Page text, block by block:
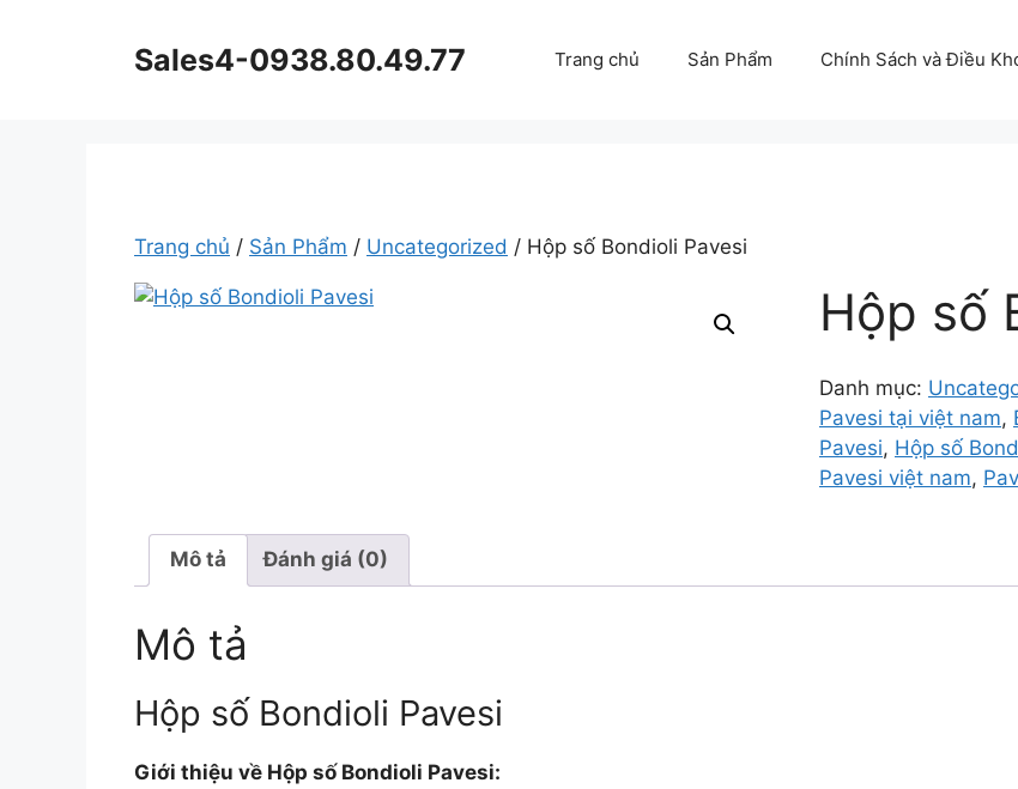
Sales4-0938.80.49.77 Trang chủ Sản Phẩm Chính Sách và Điều
Trang chủ / Sản Phẩm / Uncategorized / Hộp số Bondioli Pavesi
Hộp số
Danh mục:
Pavesi tại việt nam,
Pavesi, Hộp số
Pavesi việt nam,
Mô tả Đánh giá (0)
Mô tả
Hộp số Bondioli Pavesi
Giới thiệu về Hộp số Bondioli Pavesi: